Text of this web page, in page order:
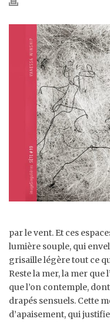
par le vent. Et ces
lumière souple, qui
grisaille légère tout ce
Reste la mer, la mer que
que l’on contemple,
drapés sensuels. Cette
d’apaisement, qui